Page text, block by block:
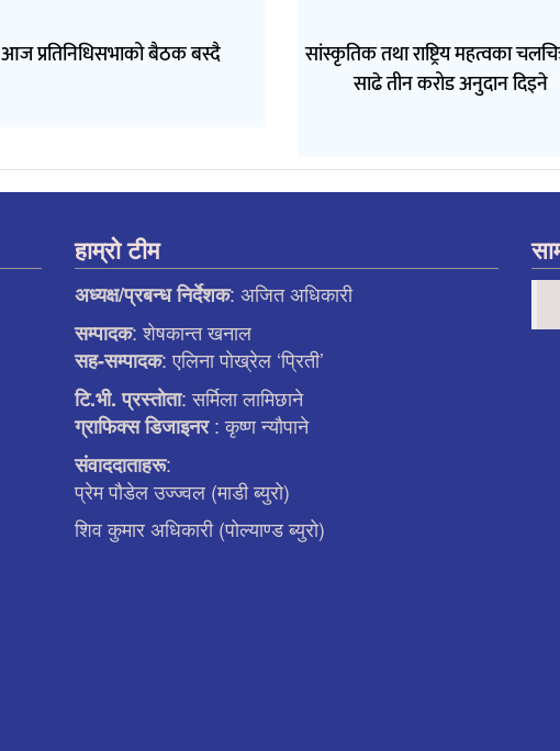
आज प्रतिनिधिसभाको बैठक बस्दै
सांस्कृतिक तथा राष्ट्रिय महत्वका
साढे तीन करोड अनुदान दिइने
हाम्रो टीम
अध्यक्ष/प्रबन्ध निर्देशक: अजित अधिकारी
सम्पादक: शेषकान्त खनाल
सह-सम्पादक: एलिना पाेख्रेल ‘प्रिती’
टि.भी. प्रस्ताेता: सर्मिला लामिछाने
ग्राफिक्स डिजाइनर: कृष्ण न्याैपाने
संवाददाताहरू:
प्रेम पौडेल उज्ज्वल (माडी ब्युरो)
शिव कुमार अधिकारी (पोल्याण्ड ब्युरो)